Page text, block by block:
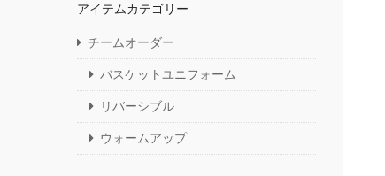
アイテムカテゴリー
チームオーダー
バスケットユニフォーム
リバーシブル
ウォームアップ